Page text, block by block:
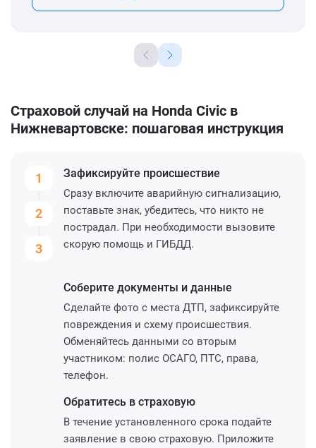
Страховой случай на Honda Civic в
Нижневартовске: пошаговая инструкция
1
2
3
Зафиксируйте происшествие
Сразу включите аварийную сигнализацию,
поставьте знак, убедитесь, что никто не
пострадал. При необходимости вызовите
скорую помощь и ГИБДД.
Соберите документы и данные
Сделайте фото с места ДТП, зафиксируйте
повреждения и схему происшествия.
Обменяйтесь данными со вторым
участником: полис ОСАГО, ПТС, права,
телефон.
Обратитесь в страховую
В течение установленного срока подайте
заявление в свою страховую. Приложите